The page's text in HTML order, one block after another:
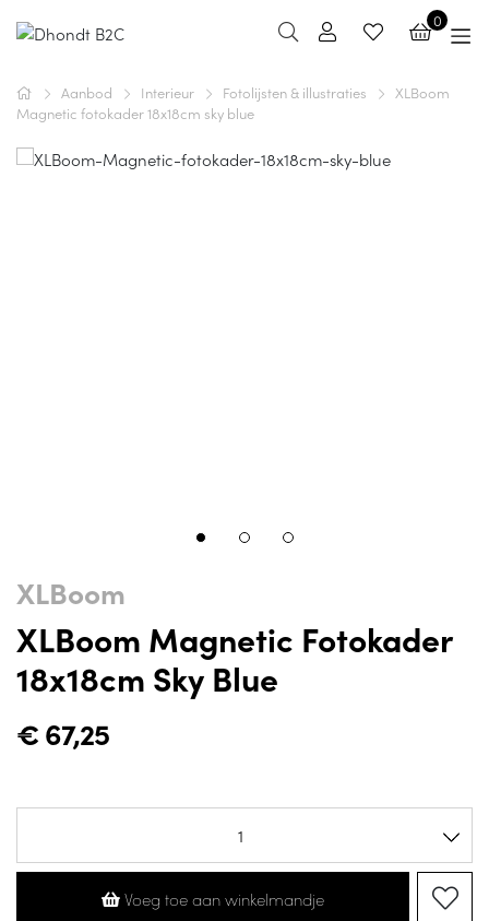
0
Aanbod Interieur Fotolijsten & illustraties
XLBoom
Magnetic fotokader 18x18cm sky blue
XLBoom
XLBoom Magnetic Fotokader
18x18cm Sky Blue
€67,25
Voeg toe aan winkelmandje